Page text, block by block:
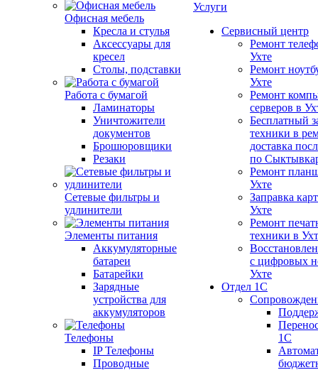
Офисная мебель
Кресла и стулья
Аксессуары для
кресел
Столы, подставки
Работа с бумагой
Ламинаторы
Уничтожители
документов
Брошюровщики
Резаки
Сетевые фильтры и
удлинители
Элементы питания
Аккумуляторные
батареи
Батарейки
Зарядные
устройства для
аккумуляторов
Телефоны
IP Телефоны
Проводные
Услуги
Сервисный центр
Ремонт
Ухте
Ремонт
Ухте
Ремонт
серверов в
Бесплатный
техники в
доставка
по
Ремонт
Ухте
Заправка
Ухте
Ремонт
техники в
с цифровых
Ухте
Отдел 1С
1С